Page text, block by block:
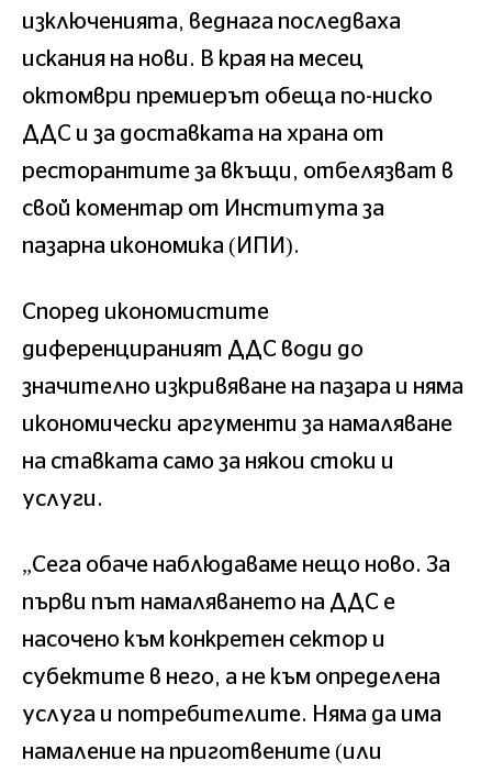
изключенията, веднага последваха
искания на нови. В края на месец
октомври премиерът обеща по-ниско
ДДС и за доставката на храна от
ресторантите за вкъщи, отбелязват в
свой коментар от Института за
пазарна икономика (ИПИ).
Според икономистите
диференцираният ДДС води до
значително изкривяване на пазара и няма
икономически аргументи за намаляване
на ставката само за някои стоки и
услуги.
„Сега обаче наблюдаваме нещо ново. За
първи път намаляването на ДДС е
насочено към конкретен сектор и
субектите в него, а не към определена
услуга и потребителите. Няма да има
намаление на приготвените (или